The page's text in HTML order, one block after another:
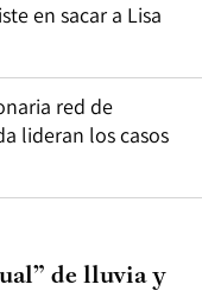
en sacar a Lisa
red de
lideran los casos
de lluvia y